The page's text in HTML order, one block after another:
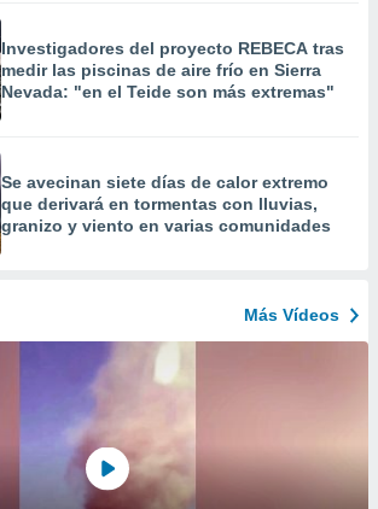
Investigadores del proyecto REBECA tras
medir las piscinas de aire frío en Sierra
Nevada: "en el Teide son más extremas"
Se avecinan siete días de calor extremo
que derivará en tormentas con lluvias,
granizo y viento en varias comunidades
Más Vídeos